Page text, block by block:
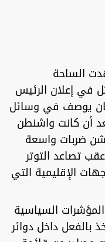
من أيار 2026 شهدت الساحة
في إعلان الرئيس
كان يوصف في وسائل
أن كانت واشنطن
ضربات واسعة
تصاعد التوتر
الإقليمية التي
السياسية
بالفعل داخل دوائر